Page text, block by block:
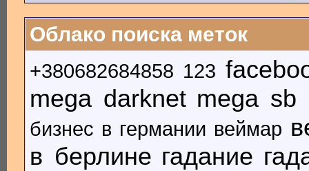
Облако поиска меток
+380682684858 123
mega darknet mega sb
бизнес в германии веймар
в берлине гадание